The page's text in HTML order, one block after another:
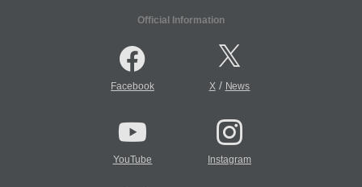
Official Information
Facebook X/ News
YouTube Instagram